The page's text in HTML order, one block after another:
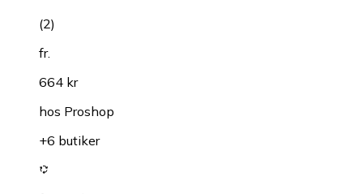
(2)
fr.
664 kr
hos Proshop
+6 butiker